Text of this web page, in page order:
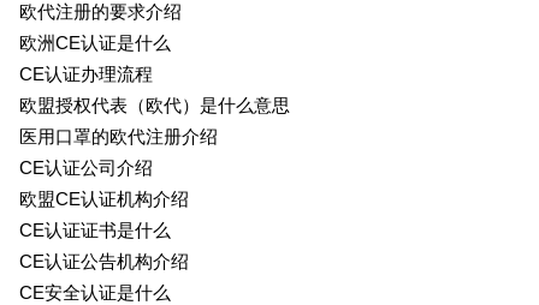
欧代注册的要求介绍
欧洲CE认证是什么
CE认证办理流程
欧盟授权代表（欧代）是什么意思
医用口罩的欧代注册介绍
CE认证公司介绍
欧盟CE认证机构介绍
CE认证证书是什么
CE认证公告机构介绍
CE安全认证是什么